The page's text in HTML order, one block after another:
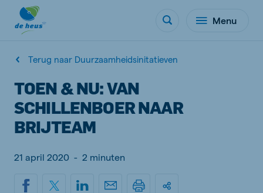
Menu
Terug naar Duurzaamheidsinitatieven
TOEN & NU: VAN
SCHILLENBOER NAAR
BRIJTEAM
21 april 2020 - 2 minuten